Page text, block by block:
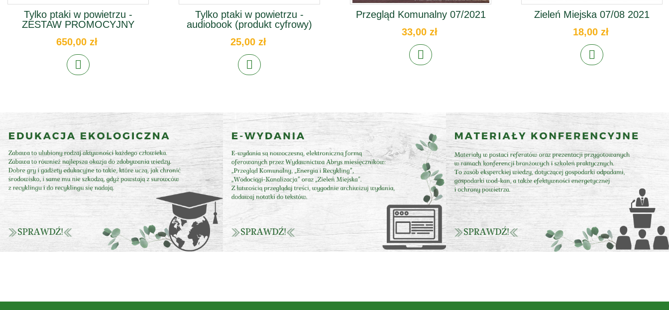
Tylko ptaki w powietrzu -
ZESTAW PROMOCYJNY
650,00 zł
Tylko ptaki w powietrzu -
audiobook (produkt cyfrowy)
25,00 zł
Przegląd Komunalny 07/2021
33,00 zł
Zieleń Miejska 07/08 2021
18,00 zł